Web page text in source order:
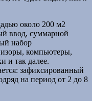
около 200 м2
ввод, суммарной
набор
компьютеры,
и так далее.
зафиксированный
на период от 2 до 8